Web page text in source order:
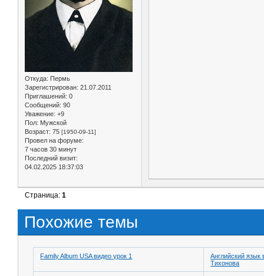
Откуда: Пермь
Зарегистрирован: 21.07.2011
Приглашений: 0
Сообщений: 90
Уважение: +9
Пол: Мужской
Возраст: 75 [1950-09-11]
Провел на форуме:
7 часов 30 минут
Последний визит:
04.02.2025 18:37:03
Страница:1
Похожие темы
Family Album USA видео урок 1
Английский
Тихонова